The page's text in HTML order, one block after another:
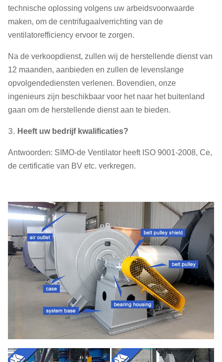
technische oplossing volgens uw arbeidsvoorwaarde
maken, om de centrifugaalverrichting van de
ventilatorefficiency ervoor te zorgen.
Na de verkoopdienst, zullen wij de herstellende dienst van
12 maanden, aanbieden en zullen de levenslange
opvolgendediensten verlenen. Bovendien, onze
ingenieurs zijn beschikbaar voor het naar het buitenland
gaan om de herstellende dienst aan te bieden.
3. Heeft uw bedrijf kwalificaties?
Antwoorden: SIMO-de Ventilator heeft ISO 9001-2008, Ce,
de certificatie van BV etc. verkregen.